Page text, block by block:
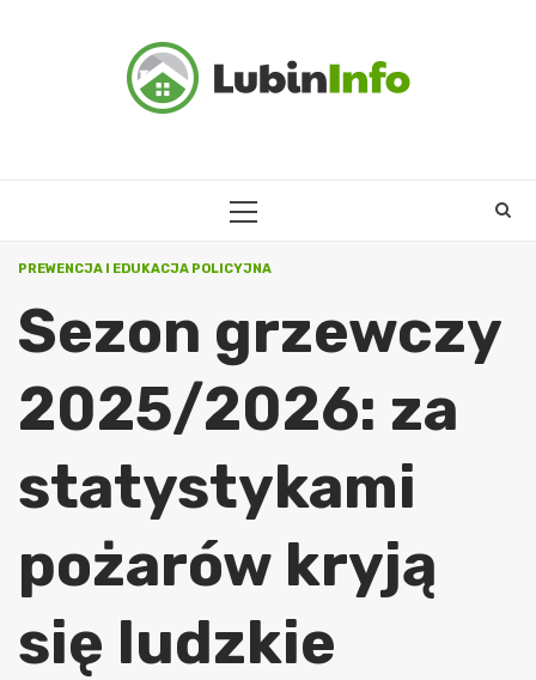
PRIMARY
PREWENCJA I EDUKACJA POLICYJNA
Sezon grzewczy
2025/2026: za
statystykami
pożarów kryją
się ludzkie